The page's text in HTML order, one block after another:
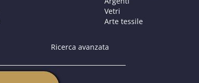
Vetri
Arte tessile
Ricerca avanzata